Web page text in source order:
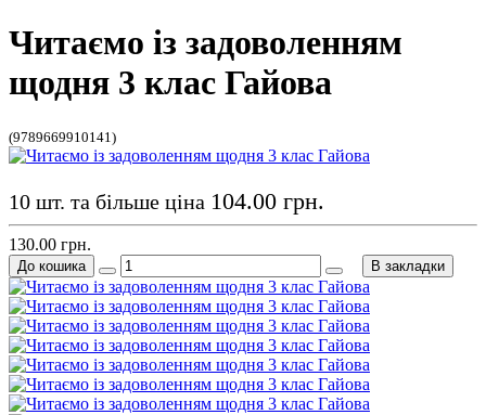
Читаємо із задоволенням
щодня 3 клас Гайова
(9789669910141)
10 шт. та більше ціна 104.00 грн.
130.00 грн.
До кошика В закладки